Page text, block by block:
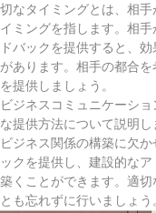
切なタイミングとは、相
イミングを指します。相
ドバックを提供すると、
があります。相手の都合
を提供しましょう。
ビジネスコミュニケーシ
な提供方法について説明
ビジネス関係の構築に欠
ックを提供し、建設的な
築くことができます。適
とも忘れずに行いましょう。